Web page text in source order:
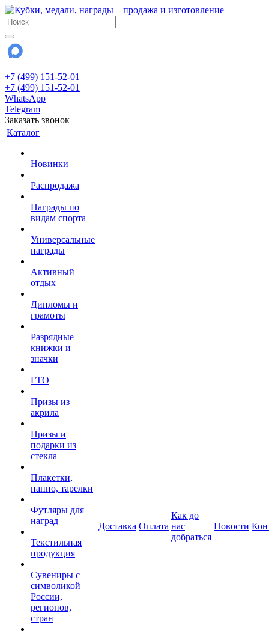
+7 (499) 151-52-01
+7 (499) 151-52-01
WhatsApp
Telegram
Заказать звонок
Каталог
Новинки
Распродажа
Награды по
видам спорта
Универсальные
награды
Активный
отдых
Дипломы и
грамоты
Разрядные
книжки и
значки
ГТО
Призы из
акрила
Призы и
подарки из
стекла
Плакетки,
панно, тарелки
Футляры для
наград
Текстильная
продукция
Сувениры с
символикой
России,
регионов,
стран
Доставка Оплата
Как до
нас
добраться
Новости